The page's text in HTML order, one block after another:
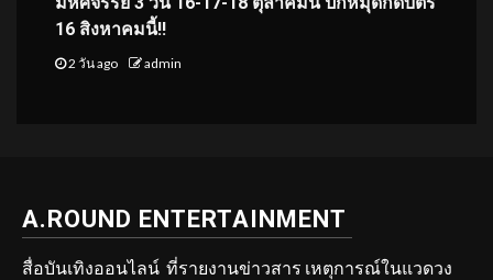
16 สิงหาคมนี้!!
2 วัน ago admin
A.ROUND ENTERTAINMENT
สื่อบันเทิงออนไลน์ ที่รายงานข่าวสาร เหตุการณ์ในแวดวง